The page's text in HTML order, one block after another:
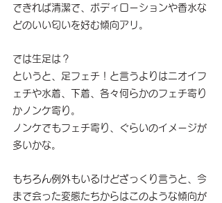
できれば清潔で、ボディローションや香水な
どのいい匂いを好む傾向アリ。
では生足は？
というと、足フェチ！と言うよりはニオイフ
ェチや水着、下着、各々何らかのフェチ寄り
かノンケ寄り。
ノンケでもフェチ寄り、ぐらいのイメージが
多いかな。
もちろん例外もいるけどざっくり言うと、今
まで会った変態たちからはこのような傾向が